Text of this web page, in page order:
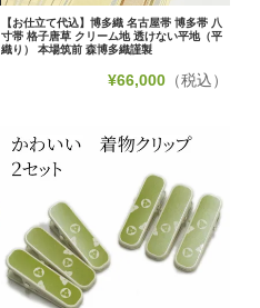
【お仕立て代込】博多織 名古屋帯 博多帯 八
寸帯 格子唐草 クリーム地 透けない平地（平
織り） 本場筑前 森博多織謹製
¥66,000（税込）